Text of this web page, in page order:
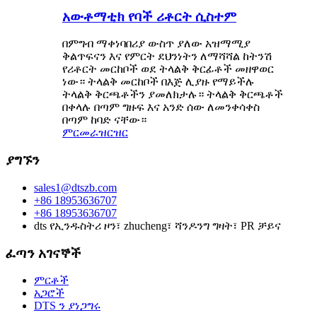
አውቶማቲክ የባች ሪቶርት ሲስተም
በምግብ ማቀነባበሪያ ውስጥ ያለው አዝማሚያ
ቅልጥፍናን እና የምርት ደህንነትን ለማሻሻል ከትንሽ
የሪቶርት መርከቦች ወደ ትላልቅ ቅርፊቶች መዘዋወር
ነው። ትላልቅ መርከቦች በእጅ ሊያዙ የማይችሉ
ትላልቅ ቅርጫቶችን ያመለክታሉ። ትላልቅ ቅርጫቶች
በቀላሉ በጣም ግዙፍ እና አንድ ሰው ለመንቀሳቀስ
በጣም ከባድ ናቸው።
ምርመራዝርዝር
ያግኙን
sales1@dtszb.com
+86 18953636707
+86 18953636707
dts የኢንዱስትሪ ዞን፣ zhucheng፣ ሻንዶንግ ግዛት፣ PR ቻይና
ፈጣን አገናኞች
ምርቶች
አጋሮች
DTS ን ያነጋግሩ